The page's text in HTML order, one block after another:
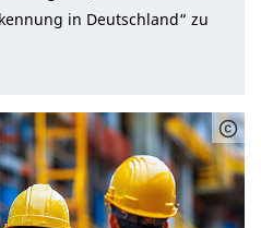
in Deutschland“ zu